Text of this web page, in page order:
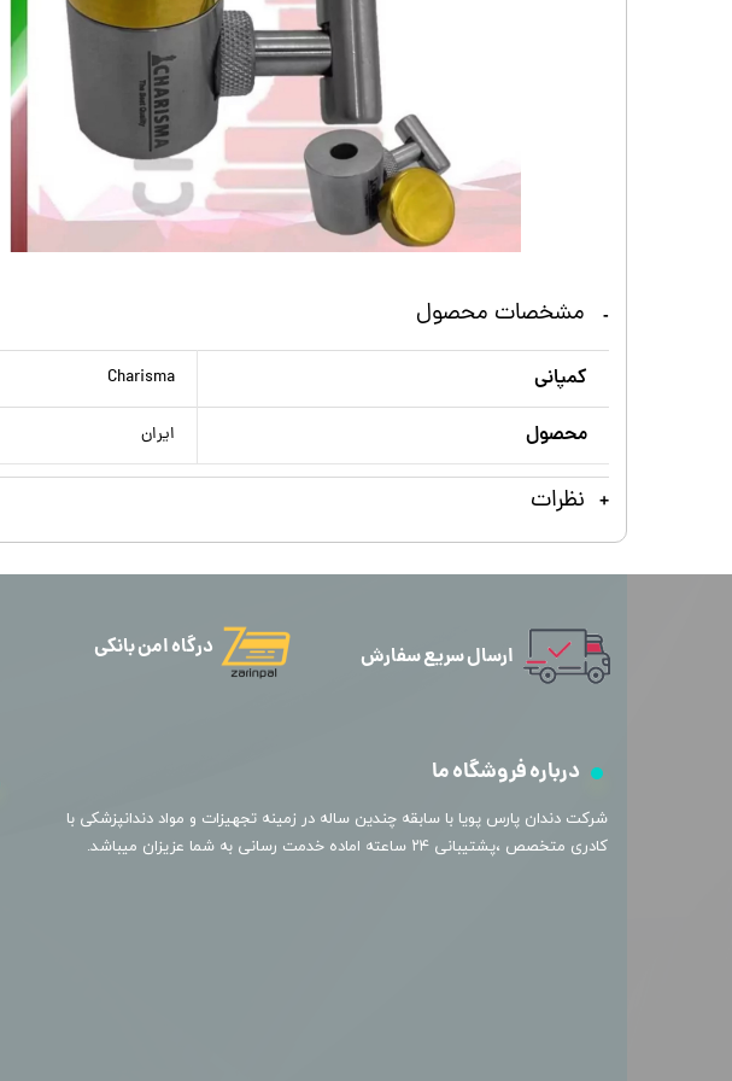
مشخصات محصول
کمپانی Charisma
محصول ایران
نظرات
ارسال سریع سفارش
درباره فروشگاه ما
​شرکت دندان پارس پویا با سابقه چندین ساله در زمینه تجهیزات و مواد دندانپزشکی با
کادری متخصص ،پشتیبانی ۲۴ ساعته اماده خدمت رسانی به شما عزیزان میباشد.
درگاه امن بانکی